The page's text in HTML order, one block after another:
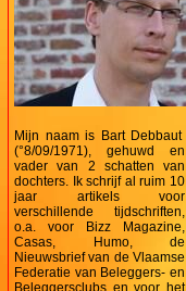
Mijn naam is Bart Debbaut
(°8/09/1971), gehuwd en
vader van 2 schatten van
dochters. Ik schrijf al ruim 10
jaar artikels voor
verschillende tijdschriften,
o.a. voor Bizz Magazine,
Casas, Humo, de
Nieuwsbrief van de Vlaamse
Federatie van Beleggers- en
Beleggersclubs en voor het